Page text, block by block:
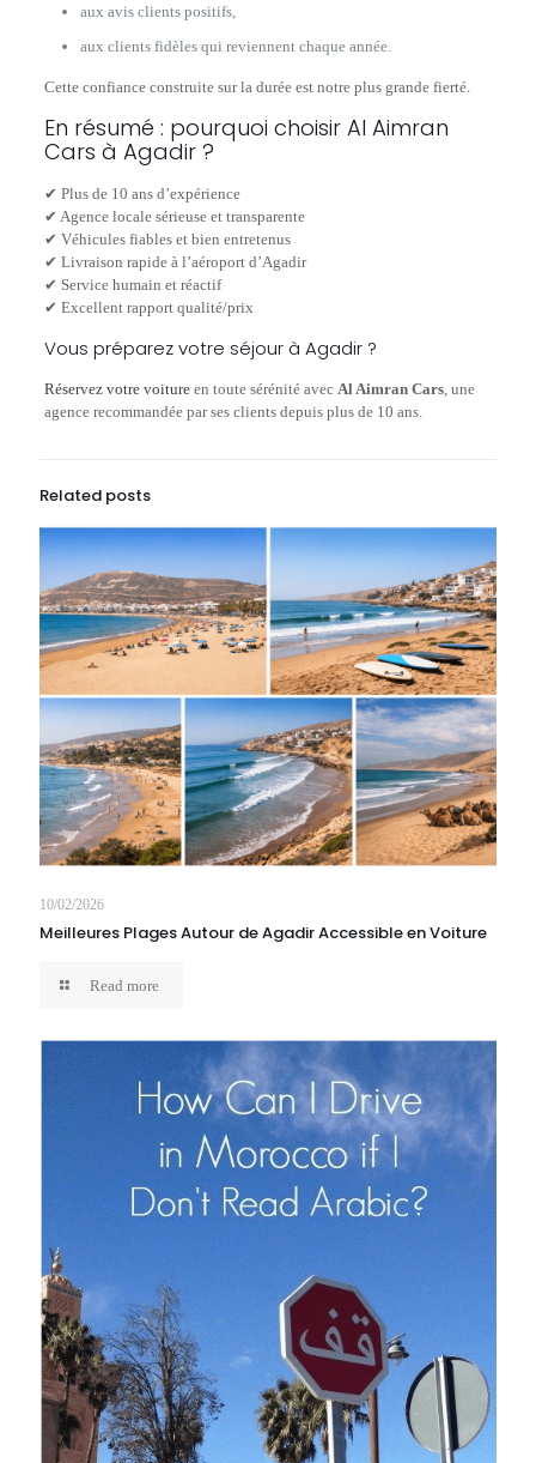
aux avis clients positifs,
aux clients fidèles qui reviennent chaque année.
Cette confiance construite sur la durée est notre plus grande fierté.
En résumé : pourquoi choisir Al Aimran
Cars à Agadir ?
✔ Plus de 10 ans d’expérience
✔ Agence locale sérieuse et transparente
✔ Véhicules fiables et bien entretenus
✔ Livraison rapide à l’aéroport d’Agadir
✔ Service humain et réactif
✔ Excellent rapport qualité/prix
Vous préparez votre séjour à Agadir ?
Réservez votre voitureen toute sérénité avec Al Aimran Cars, une
agence recommandée par ses clients depuis plus de 10 ans.
Related posts
10/02/2026
Meilleures Plages Autour de Agadir Accessible en Voiture
Read more